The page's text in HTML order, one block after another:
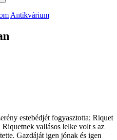
Antikvárium
estebédjét fogyasztotta; Riquet
vallásos lelke volt s az
Gazdáját igen jónak és igen